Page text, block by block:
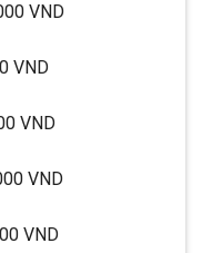
VND
nhà
xi măng
VND
tông
VND
sàn
VND